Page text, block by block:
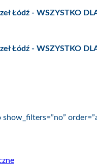
Łódź - WSZYSTKO
Łódź - WSZYSTKO